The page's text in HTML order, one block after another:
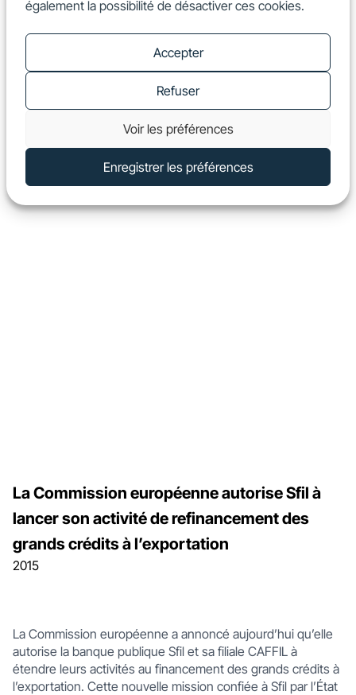
également la possibilité de désactiver ces cookies.
Accepter
Refuser
Voir les préférences
Enregistrer les préférences
2015
La Commission européenne autorise Sfil à
lancer son activité de refinancement des
grands crédits à l’exportation
La Commission européenne a annoncé aujourd’hui qu’elle
autorise la banque publique Sfil et sa filiale CAFFIL à
étendre leurs activités au financement des grands crédits à
l’exportation. Cette nouvelle mission confiée à Sfil par l’État